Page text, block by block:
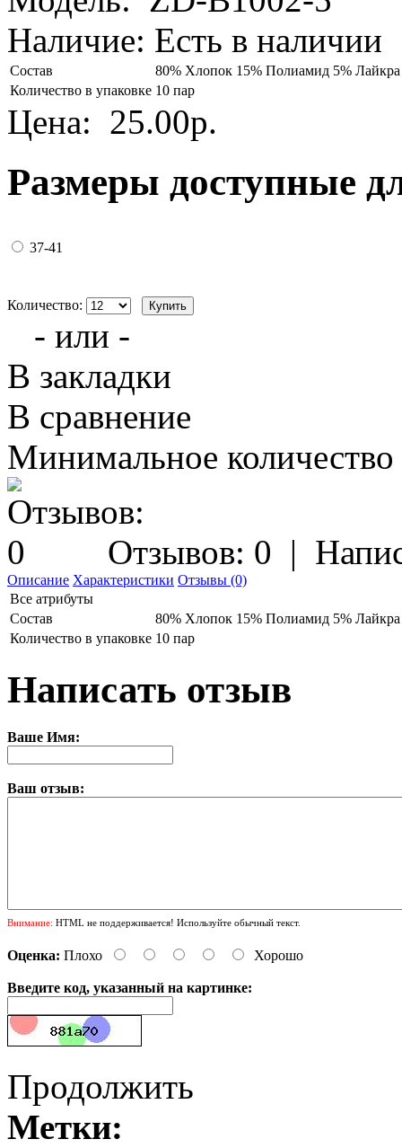
Наличие: Есть в наличии
Состав
80% Хлопок 15% Полиамид 5% Лайкра
Количество в упаковке 10 пар
Цена: 25.00р.
Размеры доступные
37-41
Количество:
- или -
В закладки
В сравнение
Минимальное количество
Отзывов: 0 |
Описание Характеристики Отзывы (0)
Все атрибуты
Состав
80% Хлопок 15% Полиамид 5% Лайкра
Количество в упаковке 10 пар
Написать отзыв
Ваше Имя:
Ваш отзыв:
Внимание: HTML не поддерживается! Используйте обычный текст.
Оценка: Плохо Хорошо
Введите код, указанный на картинке:
Продолжить
Метки: